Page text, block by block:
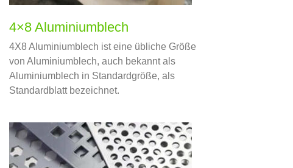
4×8 Aluminiumblech
4X8 Aluminiumblech ist eine übliche Größe
von Aluminiumblech, auch bekannt als
Aluminiumblech in Standardgröße, als
Standardblatt bezeichnet.